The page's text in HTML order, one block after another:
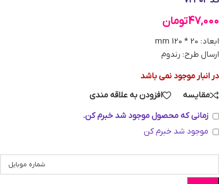
47,000تومان
ابعاد: 20 * 120 mm
ارسال طرح: رندوم
در انبار موجود نمی باشد
مقایسه
افزودن به علاقه مندی
زمانی که محصول موجود شد خبرم کن.
موجود شد خبرم کن